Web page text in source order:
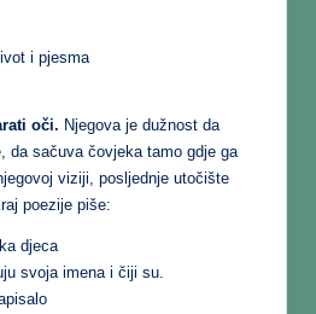
i pjesma
oči. Njegova je dužnost da
da sačuva čovjeka tamo gdje ga
viziji, posljednje utočište
poezije piše:
djeca
svoja imena i čiji su.